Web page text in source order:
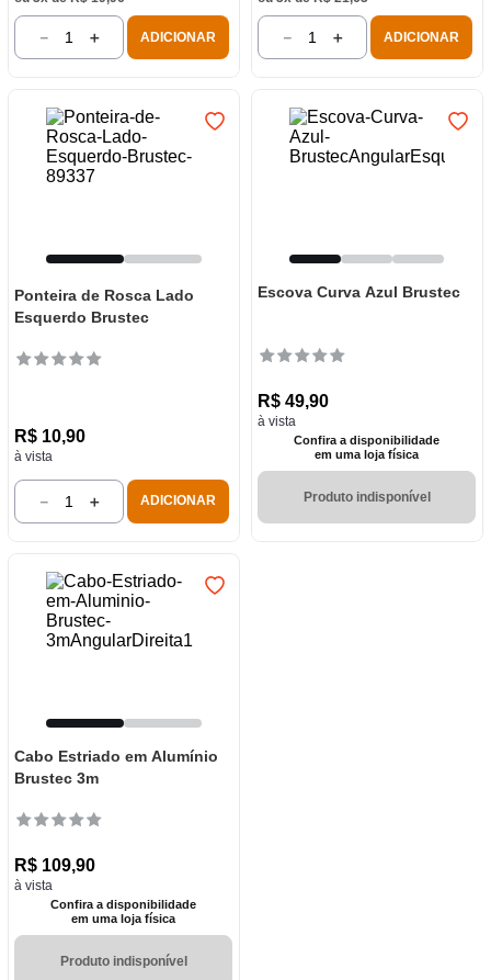
＋
－ ADICIONAR ＋
－ ADICIONAR
Ponteira de Rosca Lado
Esquerdo Brustec
R$ 10,90
à vista
＋
－ ADICIONAR
Escova Curva Azul Brustec
R$ 49,90
à vista
Confira a disponibilidade
em uma loja física
Produto indisponível
Cabo Estriado em Alumínio
Brustec 3m
R$ 109,90
à vista
Confira a disponibilidade
em uma loja física
Produto indisponível